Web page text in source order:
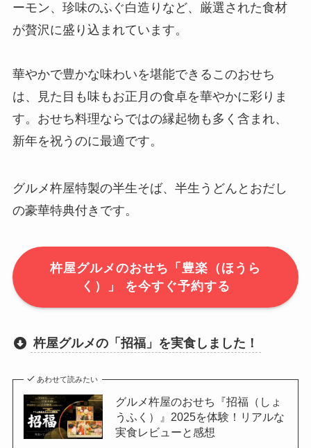
ーモン、珍味のふぐ白造りなど、厳選された食材
が贅沢に盛り込まれています。
華やかで豊かな味わいを堪能できるこのおせち
は、見た目も味もお正月の食卓を華やかに彩りま
す。おせち料理ならではの縁起物も多く含まれ、
新年を祝うのに最適です。
グルメ杵屋特製の半生そば、半生うどんとおだし
の豪華特典付きです。
杵屋グルメのおせち「豊楽（ほうら
く）」 を今すぐ予約する
杵屋グルメの「招福」を実食しました！
あわせて読みたい
グルメ杵屋のおせち『招福（しょ
うふく）』2025を体験！リアルな
実食レビューと感想